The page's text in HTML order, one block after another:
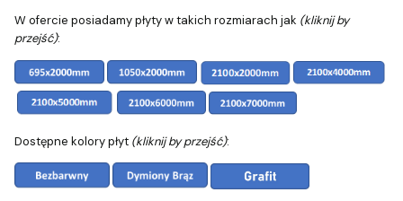
W ofercie posiadamy płyty w takich rozmiarach jak (kliknij by
przejść):
Dostępne kolory płyt (kliknij by przejść):